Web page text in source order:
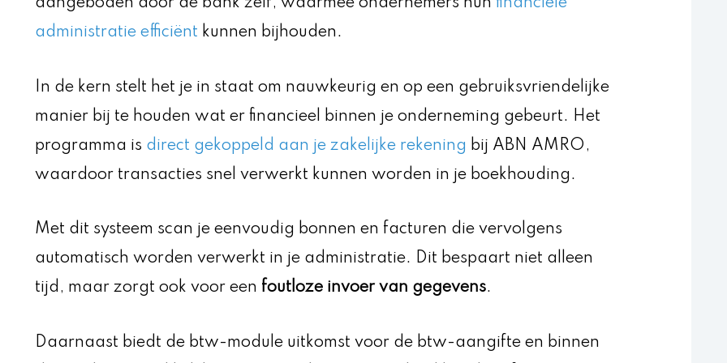
aangeboden door de bank zelf, waarmee ondernemers hun financiële
administratie efficiënt kunnen bijhouden.
In de kern stelt het je in staat om nauwkeurig en op een gebruiksvriendelijke
manier bij te houden wat er financieel binnen je onderneming gebeurt. Het
programma is direct gekoppeld aan je zakelijke rekening bij ABN AMRO,
waardoor transacties snel verwerkt kunnen worden in je boekhouding.
Met dit systeem scan je eenvoudig bonnen en facturen die vervolgens
automatisch worden verwerkt in je administratie. Dit bespaart niet alleen
tijd, maar zorgt ook voor een foutloze invoer van gegevens.
Daarnaast biedt de btw-module uitkomst voor de btw-aangifte en binnen